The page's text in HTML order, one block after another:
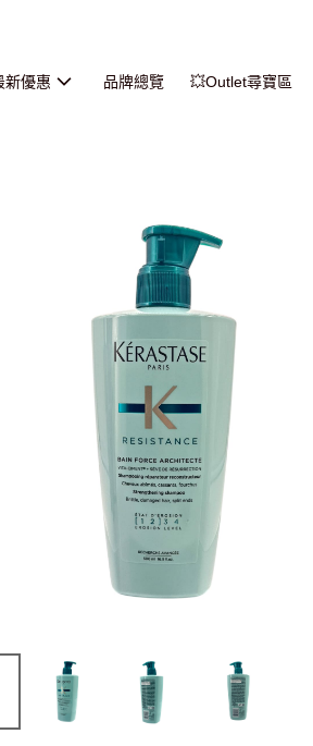
新優惠 品牌總覽 💥Outlet尋寶區